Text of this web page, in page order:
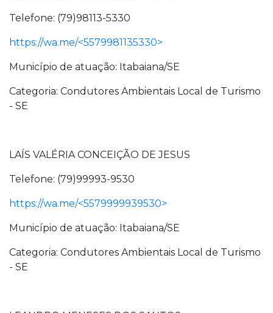
Telefone: (79)98113-5330
https://wa.me/<5579981135330>
Município de atuação: Itabaiana/SE
Categoria: Condutores Ambientais Local de Turismo
- SE
LAÍS VALÉRIA CONCEIÇÃO DE JESUS
Telefone: (79)99993-9530
https://wa.me/<5579999939530>
Município de atuação: Itabaiana/SE
Categoria: Condutores Ambientais Local de Turismo
- SE